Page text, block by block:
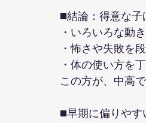
■結論：得意な子
・いろいろな動
・怖さや失敗を
・体の使い方を
この方が、中高
■早期に偏りやす